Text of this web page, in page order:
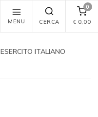
MENU CERCA
0
€ 0,00
ESERCITO ITALIANO